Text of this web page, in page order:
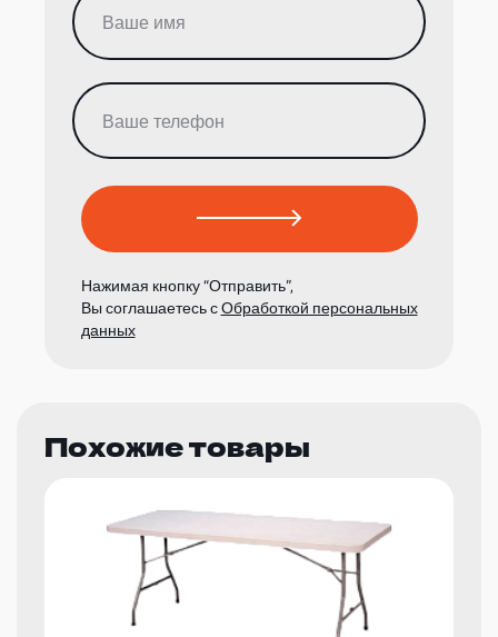
Нажимая кнопку “Отправить”,
Вы соглашаетесь сОбработкой персональных
данных
Похожие товары